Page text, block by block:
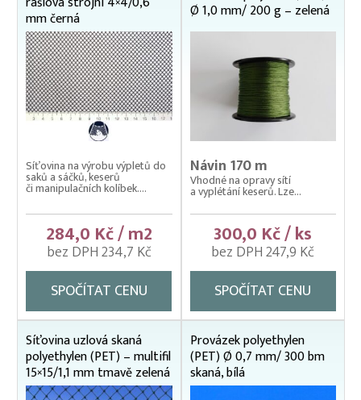
mm černá
Síťovina na výrobu výpletů do
saků a sáčků, keserů
či manipulačních kolíbek....
284,0 Kč / m2
bez DPH 234,7 Kč
SPOČÍTAT CENU
Ø 1,0 mm/ 200 g – zelená
Návin 170 m
Vhodné na opravy sítí
a vyplétání keserů. Lze...
300,0 Kč / ks
bez DPH 247,9 Kč
SPOČÍTAT CENU
Síťovina uzlová skaná
polyethylen (PET) – multifil
15×15/1,1 mm tmavě zelená
Provázek polyethylen
(PET) Ø 0,7 mm/ 300 bm
skaná, bílá